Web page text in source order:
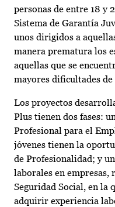
personas de entre 18 y
Sistema de Garantía
unos dirigidos a
manera prematura los
aquellas que se
mayores dificultades
Los proyectos
Plus tienen dos fases:
Profesional para el
jóvenes tienen la
de Profesionalidad; y
laborales en empresas,
Seguridad Social, en la
adquirir experiencia